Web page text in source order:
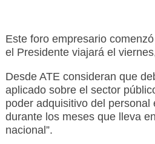
Este foro empresario
el Presidente viajará el
Desde ATE consideran que
aplicado sobre el sector
poder adquisitivo del personal
durante los meses que lleva
nacional”.